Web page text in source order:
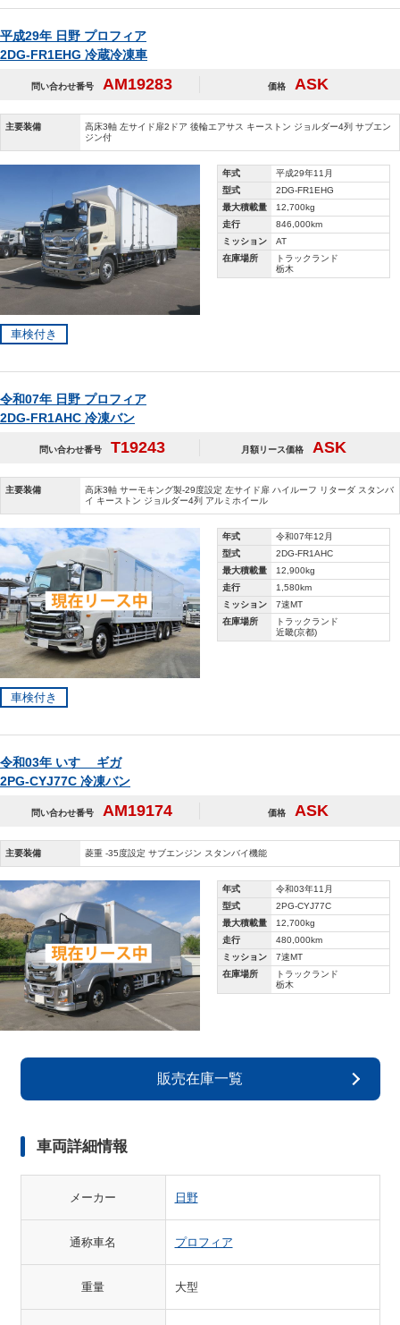
平成29年 日野 プロフィア
2DG-FR1EHG 冷蔵冷凍車
問い合わせ番号 AM19283 価格 ASK
主要装備
高床3軸 左サイド扉2ドア 後輪エアサス キーストン ジョルダー4列 サブエン
ジン付
年式
平成29年11月
型式
2DG-FR1EHG
最大積載量
12,700kg
走行
846,000km
ミッション
AT
在庫場所
トラックランド
栃木
車検付き
令和07年 日野 プロフィア
2DG-FR1AHC 冷凍バン
問い合わせ番号 T19243 月額リース価格 ASK
主要装備
高床3軸 サーモキング製-29度設定 左サイド扉 ハイルーフ リターダ スタンバ
イ キーストン ジョルダー4列 アルミホイール
年式
令和07年12月
型式
2DG-FR1AHC
最大積載量
12,900kg
走行
1,580km
ミッション
7速MT
在庫場所
トラックランド
近畿(京都)
車検付き
令和03年 いすゞ ギガ
2PG-CYJ77C 冷凍バン
問い合わせ番号 AM19174 価格 ASK
主要装備 菱重 ‐35度設定 サブエンジン スタンバイ機能
年式
令和03年11月
型式
2PG-CYJ77C
最大積載量
12,700kg
走行
480,000km
ミッション
7速MT
在庫場所
トラックランド
栃木
販売在庫一覧
車両詳細情報
メーカー 日野
通称車名 プロフィア
重量 大型